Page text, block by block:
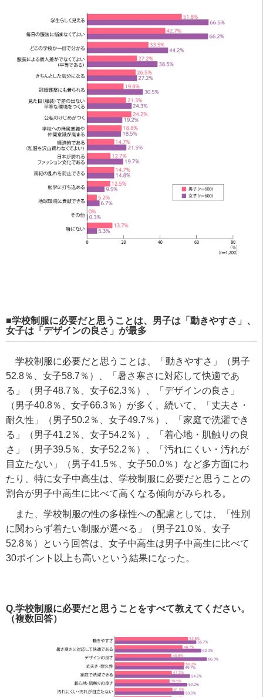
■学校制服に必要だと思うことは、男子は「動きやすさ」、
女子は「デザインの良さ」が最多
学校制服に必要だと思うことは、「動きやすさ」（男子
52.8％、女子58.7％）、「暑さ寒さに対応して快適であ
る」（男子48.7％、女子62.3％）、「デザインの良さ」
（男子40.8％、女子66.3％）が多く、続いて、「丈夫さ・
耐久性」（男子50.2％、女子49.7％）、「家庭で洗濯でき
る」（男子41.2％、女子54.2％）、「着心地・肌触りの良
さ」（男子39.5％、女子52.2％）、「汚れにくい・汚れが
目立たない」（男子41.5％、女子50.0％）など多方面にわ
たり、特に女子中高生は、学校制服に必要だと思うことの
割合が男子中高生に比べて高くなる傾向がみられる。
また、学校制服の性の多様性への配慮としては、「性別
に関わらず着たい制服が選べる」（男子21.0％、女子
52.8％）という回答は、女子中高生は男子中高生に比べて
30ポイント以上も高いという結果になった。
Q.学校制服に必要だと思うことをすべて教えてください。
（複数回答）